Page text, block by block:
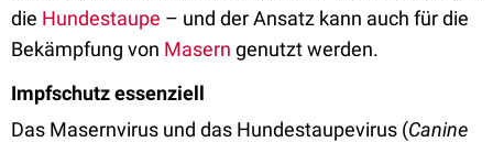
die Hundestaupe – und der Ansatz kann auch für die
Bekämpfung von Masern genutzt werden.
Impfschutz essenziell
Das Masernvirus und das Hundestaupevirus (Canine